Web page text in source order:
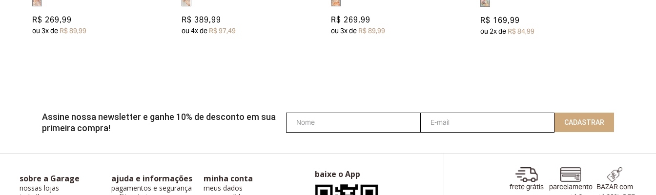
R$ 269,99
ou3x deR$ 89,99
R$ 389,99
ou4x deR$ 97,49
R$ 269,99
ou3x deR$ 89,99
R$ 169,99
ou2x deR$ 84,99
Assine nossa newsletter e ganhe 10% de desconto em sua
primeira compra!
CADASTRAR
sobre a Garage
nossas lojas
ajuda e informações
pagamentos e segurança
minha conta
meus dados
baixe o App
frete grátis parcelamento BAZAR com